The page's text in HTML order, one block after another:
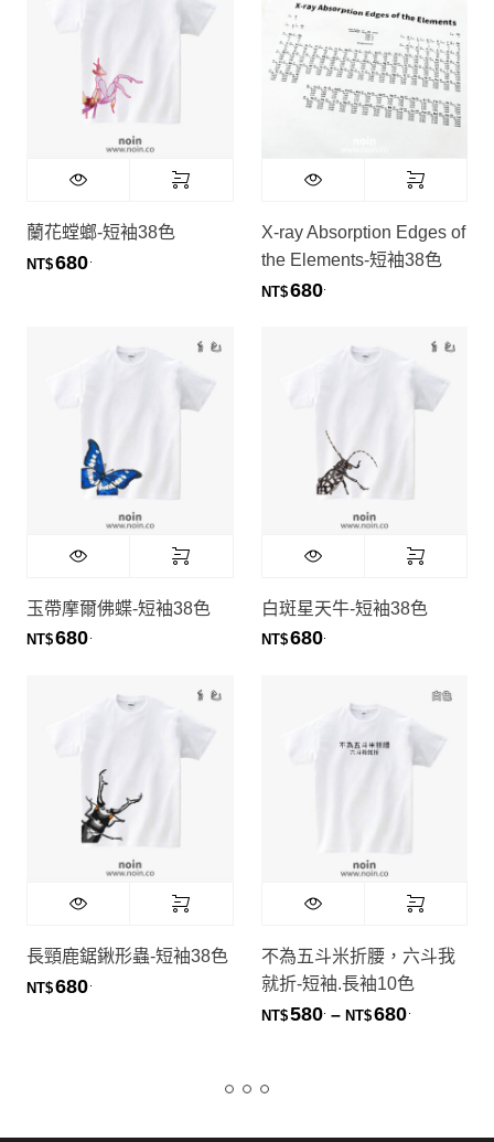
蘭花螳螂-短袖38色
NT$680
X-ray Absorption Edges of
the Elements-短袖38色
NT$680
玉帶摩爾佛蝶-短袖38色
NT$680
白斑星天牛-短袖38色
NT$680
長頸鹿鋸鍬形蟲-短袖38色
NT$680
不為五斗米折腰，六斗我
就折-短袖.長袖10色
NT$580 – NT$680